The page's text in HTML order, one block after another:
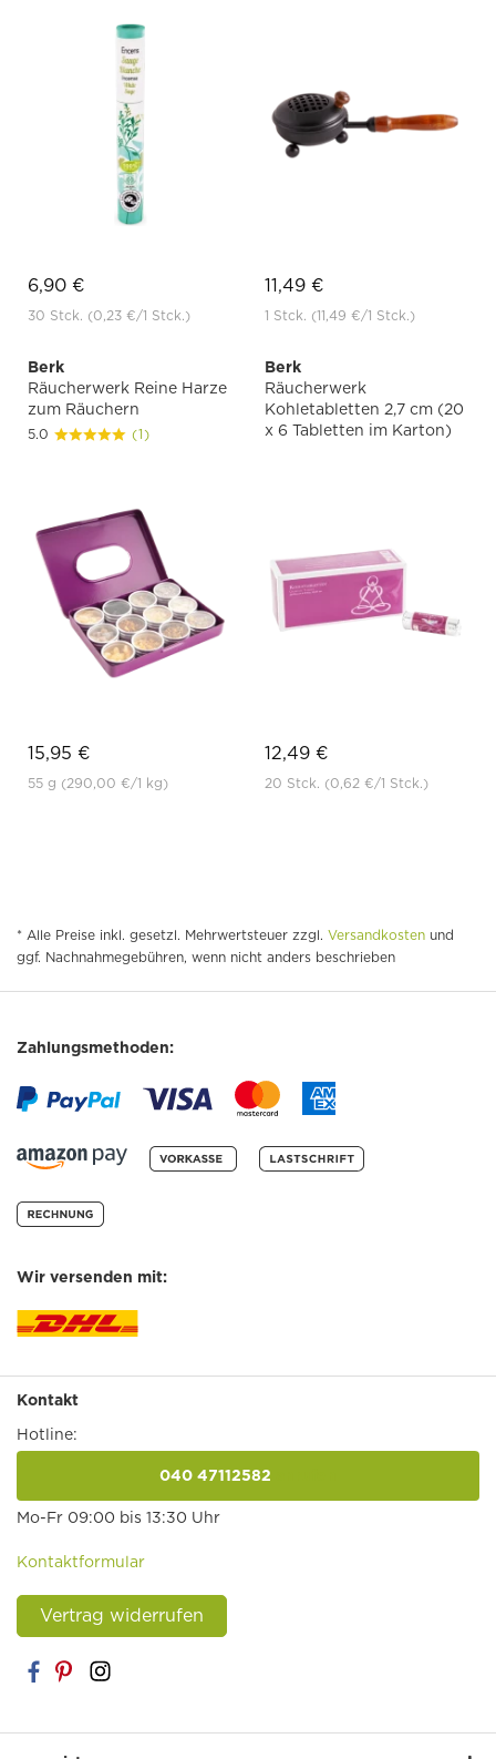
6,90 €
30 Stck. (0,23 €/1 Stck.)
11,49 €
1 Stck. (11,49 €/1 Stck.)
Berk
Räucherwerk Reine Harze
zum Räuchern
5.0 (1)
15,95 €
55 g (290,00 €/1 kg)
Berk
Räucherwerk
Kohletabletten 2,7 cm (20
x 6 Tabletten im Karton)
12,49 €
20 Stck. (0,62 €/1 Stck.)
* Alle Preise inkl. gesetzl. Mehrwertsteuer zzgl. Versandkosten und
ggf. Nachnahmegebühren, wenn nicht anders beschrieben
Zahlungsmethoden:
Wir versenden mit:
Kontakt
Hotline:
040 47112582
Mo-Fr 09:00 bis 13:30 Uhr
Kontaktformular
Vertrag widerrufen